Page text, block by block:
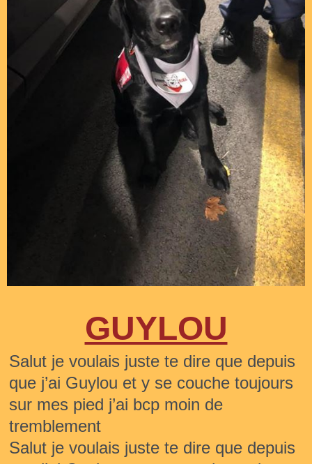
GUYLOU
Salut je voulais juste te dire que depuis
que j’ai Guylou et y se couche toujours
sur mes pied j’ai bcp moin de
tremblement
Salut je voulais juste te dire que depuis